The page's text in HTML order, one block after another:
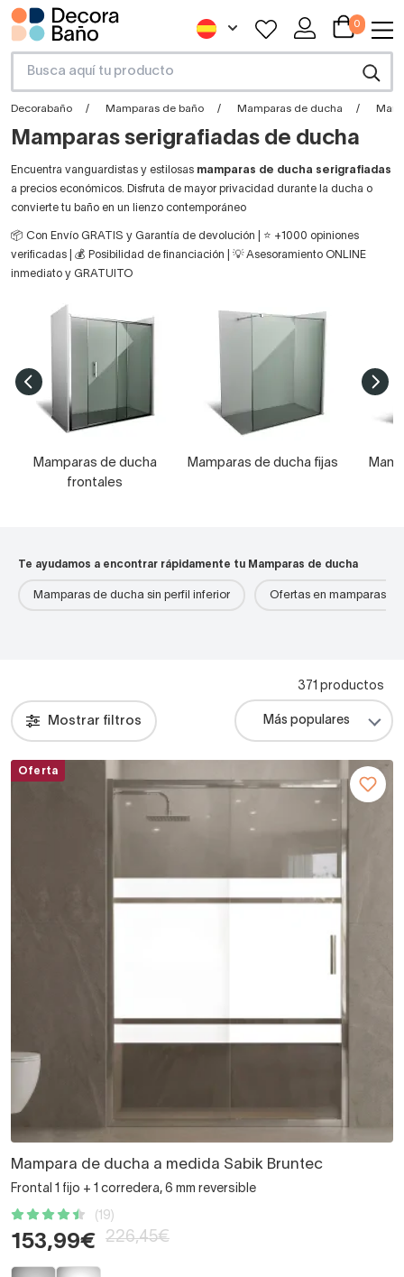
0
Decorabaño Mamparas de baño Mamparas de ducha
Mamparas serigrafiadas de ducha
Encuentra vanguardistas y estilosas mamparas de ducha serigrafiadas
a precios económicos. Disfruta de mayor privacidad durante la ducha o
convierte tu baño en un lienzo contemporáneo
📦 Con Envío GRATIS y Garantía de devolución | ⭐ +1000 opiniones
verificadas | 💰 Posibilidad de financiación | 💡 Asesoramiento ONLINE
inmediato y GRATUITO
Mamparas de ducha
frontales
Mamparas de ducha fijas
Te ayudamos a encontrar rápidamente tu Mamparas de ducha
Mamparas de ducha sin perfil inferior Ofertas en mamparas
Mostrar filtros
371 productos
Oferta
Mampara de ducha a medida Sabik Bruntec
Frontal 1 fijo + 1 corredera, 6 mm reversible
(19)
153,99€ 226,45€